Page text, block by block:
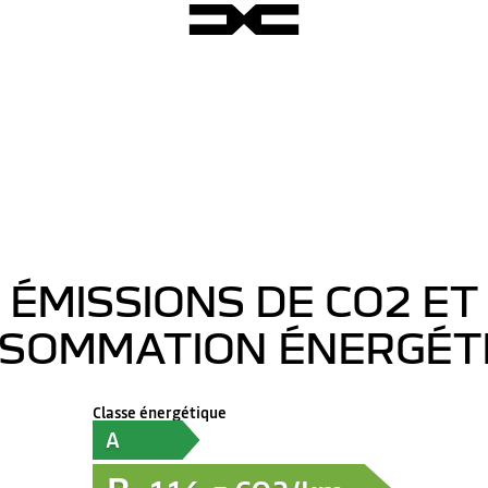
ÉMISSIONS DE CO2 ET
Classe énergétique
A